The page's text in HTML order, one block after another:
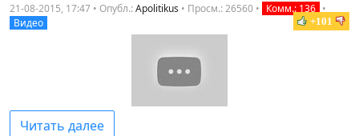
21-08-2015, 17:47 • Опубл.:Apolitikus • Просм.: 26560 • Комм.: 136 •
Видео
+101
Читать далее